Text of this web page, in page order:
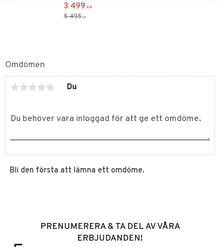
Omdömen
Du
Bli den första att lämna ett omdöme.
3 499 KR
5 495KR
PRENUMERERA & TA DEL AV VÅRA
ERBJUDANDEN!